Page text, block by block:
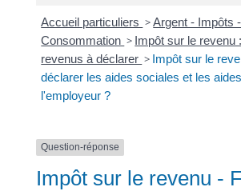
Accueil particuliers >Argent - Impôts -
Consommation > Impôt sur le revenu
revenus à déclarer > Impôt sur le
déclarer les aides sociales et les
l'employeur ?
Question-réponse
Impôt sur le revenu -